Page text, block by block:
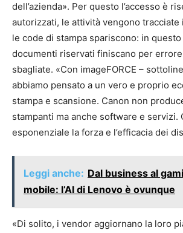
dell’azienda». Per questo l’accesso è
autorizzati, le attività vengono tracciate
le code di stampa spariscono: in
documenti riservati finiscano per
sbagliate. «Con imageFORCE –
abbiamo pensato a un vero e proprio
stampa e scansione. Canon non
stampanti ma anche software e servizi.
esponenziale la forza e l’efficacia dei
Leggi anche: Dal business al
mobile: l’AI di Lenovo è ovunque
«Di solito, i vendor aggiornano la loro